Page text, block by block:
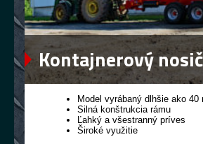
Kontajnerový
– 12Model vyrábaný dlhšie ako 40
Silná konštrukcia rámu
Ľahký a všestranný príves
Široké využitie